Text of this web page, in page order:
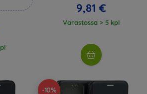
9,81 €
Varastossa > 5 kpl
-10%